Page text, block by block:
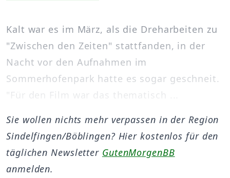
Kalt war es im März, als die Dreharbeiten zu
"Zwischen den Zeiten" stattfanden, in der
Nacht vor den Aufnahmen im
Sommerhofenpark hatte es sogar geschneit.
"Für den Film war das thematisch ...
Sie wollen nichts mehr verpassen in der Region
Sindelfingen/Böblingen? Hier kostenlos für den
täglichen Newsletter GutenMorgenBB
anmelden.